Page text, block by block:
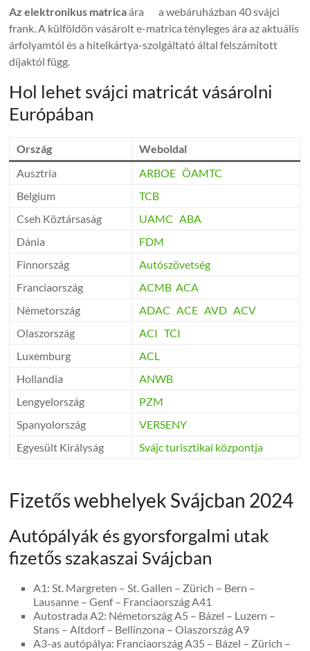
Az elektronikus matricaára a webáruházban 40 svájci
frank. A külföldön vásárolt e-matrica tényleges ára az aktuális
árfolyamtól és a hitelkártya-szolgáltató által felszámított
díjaktól függ.
Hol lehet svájci matricát vásárolni
Európában
Ország
Weboldal
Ausztria
ARBOEÖAMTC
Belgium
TCB
Cseh Köztársaság
UAMCABA
Dánia
FDM
Finnország
Autószövetség
Franciaország
ACMBACA
Németország
ADACACEAVDACV
Olaszország
ACITCI
Luxemburg
ACL
Hollandia
ANWB
Lengyelország
PZM
Spanyolország
VERSENY
Egyesült Királyság
Svájc turisztikai központja
Fizetős webhelyek Svájcban 2024
Autópályák és gyorsforgalmi utak
fizetős szakaszai Svájcban
A1: St. Margreten – St. Gallen – Zürich – Bern –
Lausanne – Genf – Franciaország A41
Autostrada A2: Németország A5 – Bázel – Luzern –
Stans – Altdorf – Bellinzona – Olaszország A9
A3-as autópálya: Franciaország A35 – Bázel – Zürich –